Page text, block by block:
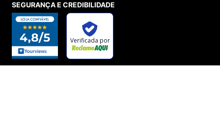
SEGURANÇA E CREDIBILIDADE